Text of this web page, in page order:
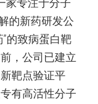
家专注于分子
的新药研发公
的致病蛋白靶
，公司已建立
靶点验证平
有高活性分子